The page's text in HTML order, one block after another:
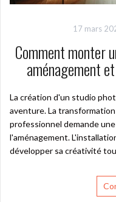
17 mars
Comment monter
aménagement
La création d'un studio
aventure. La
professionnel demande
l'aménagement.
développer sa créativité